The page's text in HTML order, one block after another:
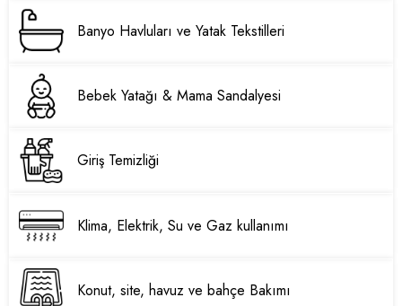
Banyo Havluları ve Yatak Tekstilleri
Bebek Yatağı & Mama Sandalyesi
Giriş Temizliği
Klima, Elektrik, Su ve Gaz kullanımı
Konut, site, havuz ve bahçe Bakımı